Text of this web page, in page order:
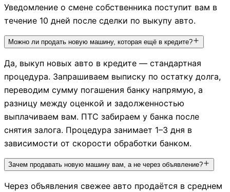
Уведомление о смене собственника поступит вам в
течение 10 дней после сделки по выкупу авто.
Можно ли продать новую машину, которая ещё в кредите?
Да, выкуп новых авто в кредите — стандартная
процедура. Запрашиваем выписку по остатку долга,
переводим сумму погашения банку напрямую, а
разницу между оценкой и задолженностью
выплачиваем вам. ПТС забираем у банка после
снятия залога. Процедура занимает 1–3 дня в
зависимости от скорости обработки банком.
Зачем продавать новую машину вам, а не через объявление?
Через объявления свежее авто продаётся в среднем